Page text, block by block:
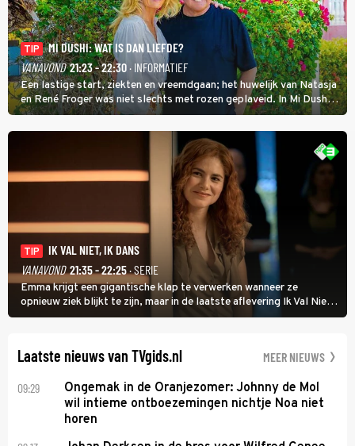
TIP
MI DUSHI: WAT IS DAN LIEFDE?
VANAVOND 21:23 - 22:30 · INFORMATIEF
Een lastige start, ziekten en vreemdgaan; het huwelijk van Natasja
en René Froger was niet slechts met rozen geplaveid. In Mi Dushi:
Wat Is Dan Liefde? neemt Wilfred Genee het showbizzkoppel mee
uit vissen om het over de liefde te hebben.
TIP
IK VAL NIET, IK DANS
VANAVOND 21:35 - 22:25· SERIE
Emma krijgt een gigantische klap te verwerken wanneer ze
opnieuw ziek blijkt te zijn, maar in de laatste aflevering Ik Val Niet,
Ik Dans laat ze zien dat ze niet van plan is op te geven, zelfs als ze
Laatste nieuws van TVgids.nl MEER NIEUWS
09:29
Ongemak in de Oranjezomer: Johnny de Mol
wil intieme ontboezemingen nichtje Noa niet
horen